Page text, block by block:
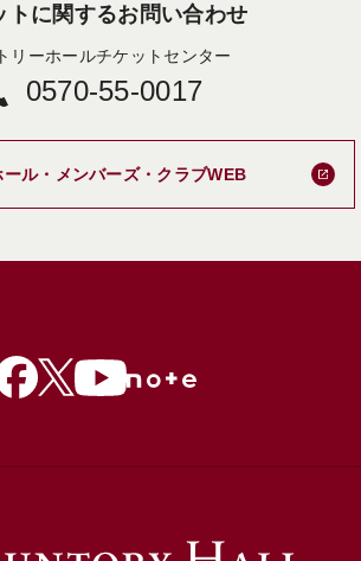
トに関するお問い合わせ
リーホールチケットセンター
0570-55-0017
ル・メンバーズ・クラブWEB